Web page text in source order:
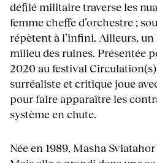
défilé militaire traverse les
femme cheffe d’orchestre ;
répètent à l’infini. Ailleurs,
milieu des ruines. Présentée
2020 au festival
surréaliste et critique joue
pour faire apparaître les
système en chute.
Née en 1989, Masha Sviatahor